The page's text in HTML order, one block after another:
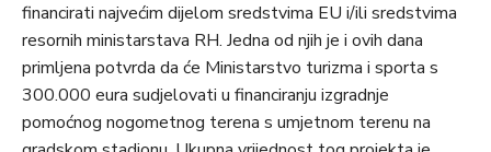
financirati najvećim dijelom sredstvima EU i/ili sredstvima
resornih ministarstava RH. Jedna od njih je i ovih dana
primljena potvrda da će Ministarstvo turizma i sporta s
300.000 eura sudjelovati u financiranju izgradnje
pomoćnog nogometnog terena s umjetnom terenu na